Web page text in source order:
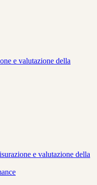
e valutazione della
e valutazione della